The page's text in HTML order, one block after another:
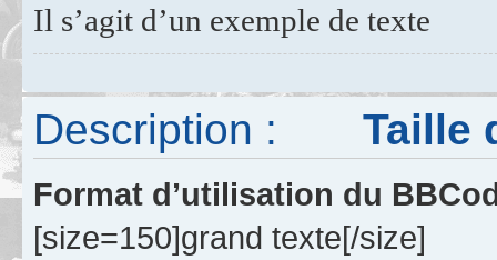
Il s’agit d’un exemple de texte
Description : Taille
Format d’utilisation du
[size=150]grand texte[/size]